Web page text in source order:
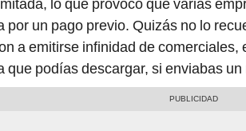
lo que provocó que varias
por un pago previo. Quizás no lo
a emitirse infinidad de comerciales,
que podías descargar, si enviabas